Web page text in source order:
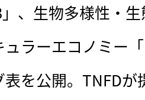
、生物多様性・
ラーエコノミー
を公開。TNFD